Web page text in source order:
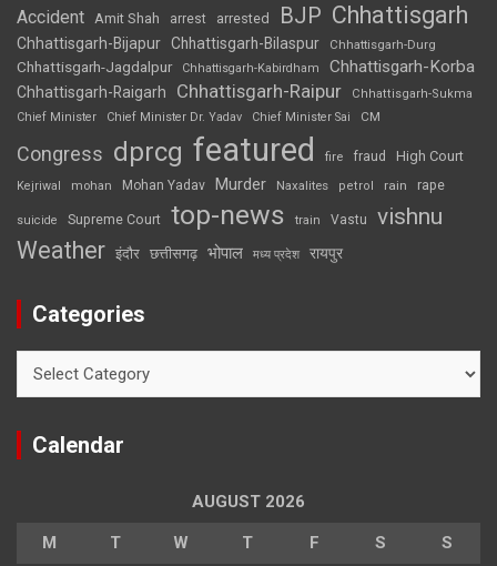
Accident Amit Shah arrest arrested BJP Chhattisgarh
Chhattisgarh-Bijapur Chhattisgarh-Bilaspur Chhattisgarh-Durg
Chhattisgarh-Jagdalpur Chhattisgarh-Kabirdham Chhattisgarh-Korba
Chhattisgarh-Raigarh Chhattisgarh-Raipur
Chhattisgarh-Sukma
Chief Minister
Chief Minister Dr. Yadav Chief Minister Sai CM
Congress dprcg featured fire fraud High Court
Kejriwal mohan Mohan Yadav Murder Naxalites petrol rain rape
suicide Supreme Court top-news train Vastu vishnu
Weather इंदौर छत्तीसगढ़ भोपाल मध्य प्रदेश रायपुर
Categories
Calendar
AUGUST 2026
M T W T F S S